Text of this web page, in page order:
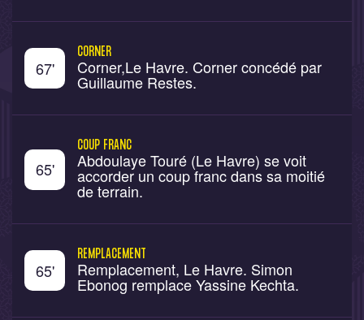
67'
CORNER
Corner,Le Havre. Corner concédé par
Guillaume Restes.
65'
COUP FRANC
Abdoulaye Touré (Le Havre) se voit
accorder un coup franc dans sa moitié
de terrain.
65'
REMPLACEMENT
Remplacement, Le Havre. Simon
Ebonog remplace Yassine Kechta.